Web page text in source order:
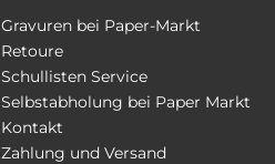
Gravuren bei Paper-Markt
Retoure
Schullisten Service
Selbstabholung bei Paper Markt
Kontakt
Zahlung und Versand